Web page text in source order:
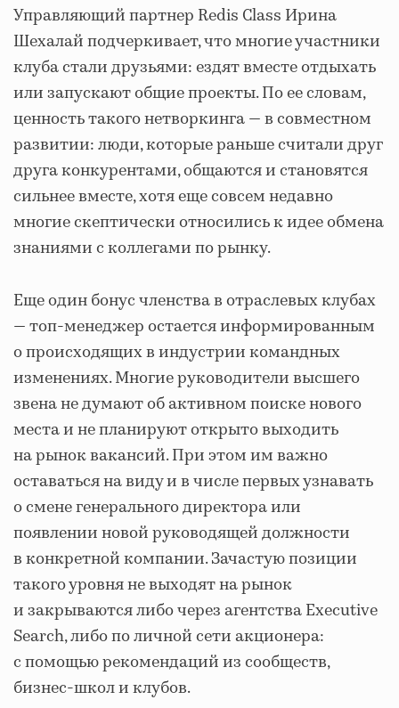
Управляющий партнер Redis Class Ирина
Шехалай подчеркивает, что многие участники
клуба стали друзьями: ездят вместе отдыхать
или запускают общие проекты. По ее словам,
ценность такого нетворкинга ― в совместном
развитии: люди, которые раньше считали друг
друга конкурентами, общаются и становятся
сильнее вместе, хотя еще совсем недавно
многие скептически относились к идее обмена
знаниями с коллегами по рынку.
Еще один бонус членства в отраслевых клубах
― топ-менеджер остается информированным
о происходящих в индустрии командных
изменениях. Многие руководители высшего
звена не думают об активном поиске нового
места и не планируют открыто выходить
на рынок вакансий. При этом им важно
оставаться на виду и в числе первых узнавать
о смене генерального директора или
появлении новой руководящей должности
в конкретной компании. Зачастую позиции
такого уровня не выходят на рынок
и закрываются либо через агентства Executive
Search, либо по личной сети акционера:
с помощью рекомендаций из сообществ,
бизнес-школ и клубов.